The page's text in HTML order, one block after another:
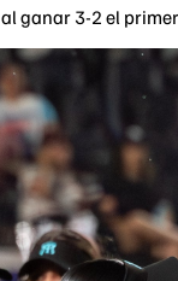
al ganar 3-2 el